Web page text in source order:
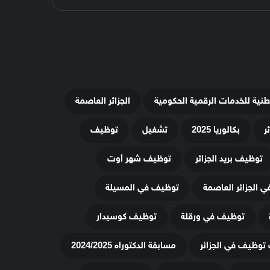
للخدمات الرقمية الحكومية الجزائر العاصمة
بكالوريا 2025 تشغيل توظيف
توظيف بريد الجزائر توظيف شهر أوت
الجزائر العاصمة توظيف في المسيلة
توظيف في ورقلة توظيف كوسيدار
في الجزائر مسابقة الدكتوراه 2024/2025